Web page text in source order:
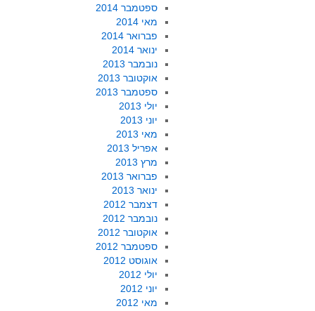
ספטמבר 2014
מאי 2014
פברואר 2014
ינואר 2014
נובמבר 2013
אוקטובר 2013
ספטמבר 2013
יולי 2013
יוני 2013
מאי 2013
אפריל 2013
מרץ 2013
פברואר 2013
ינואר 2013
דצמבר 2012
נובמבר 2012
אוקטובר 2012
ספטמבר 2012
אוגוסט 2012
יולי 2012
יוני 2012
מאי 2012